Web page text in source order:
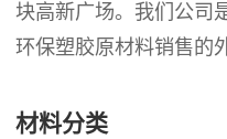
块高新广场。我们公司
环保塑胶原材料销售的
材料分类